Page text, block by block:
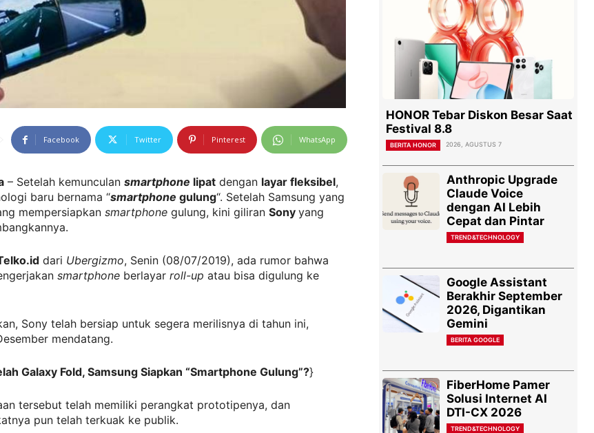
Facebook Twitter Pinterest WhatsApp
– Setelah kemunculan smartphone lipat dengan layar fleksibel,
baru bernama “smartphone gulung“. Setelah Samsung yang
mempersiapkan smartphone gulung, kini giliran Sony yang
dari Ubergizmo, Senin (08/07/2019), ada rumor bahwa
smartphone berlayar roll-up atau bisa digulung ke
Sony telah bersiap untuk segera merilisnya di tahun ini,
mendatang.
Galaxy Fold, Samsung Siapkan “Smartphone Gulung”?}
tersebut telah memiliki perangkat prototipenya, dan
pun telah terkuak ke publik.
HONOR Tebar Diskon Besar Saat
Festival 8.8
BERITA HONOR 2026, AGUSTUS 7
Anthropic Upgrade
Claude Voice
dengan AI Lebih
Cepat dan Pintar
TREND&TECHNOLOGY
Google Assistant
Berakhir September
2026, Digantikan
Gemini
BERITA GOOGLE
FiberHome Pamer
Solusi Internet AI
DTI-CX 2026
TREND&TECHNOLOGY